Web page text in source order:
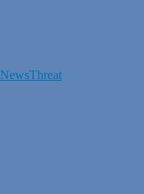
NewsThreat